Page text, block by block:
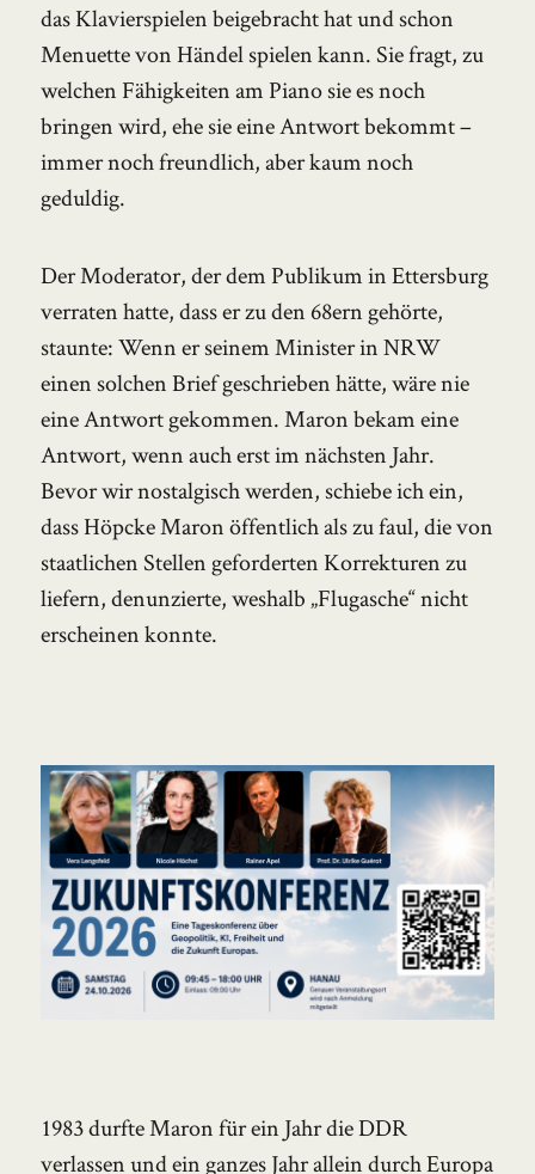
das Klavierspielen beigebracht hat und schon
Menuette von Händel spielen kann. Sie fragt, zu
welchen Fähigkeiten am Piano sie es noch
bringen wird, ehe sie eine Antwort bekommt –
immer noch freundlich, aber kaum noch
geduldig.
Der Moderator, der dem Publikum in Ettersburg
verraten hatte, dass er zu den 68ern gehörte,
staunte: Wenn er seinem Minister in NRW
einen solchen Brief geschrieben hätte, wäre nie
eine Antwort gekommen. Maron bekam eine
Antwort, wenn auch erst im nächsten Jahr.
Bevor wir nostalgisch werden, schiebe ich ein,
dass Höpcke Maron öffentlich als zu faul, die von
staatlichen Stellen geforderten Korrekturen zu
liefern, denunzierte, weshalb „Flugasche“ nicht
erscheinen konnte.
1983 durfte Maron für ein Jahr die DDR
verlassen und ein ganzes Jahr allein durch Europa